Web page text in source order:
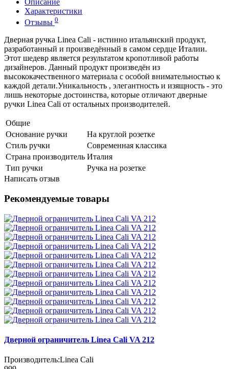
Описание
Характеристики
Отзывы 0
Дверная ручка Linea Cali - истинно итальянский продукт,
разработанный и произведённый в самом сердце Италии.
Этот шедевр является результатом кропотливой работы
дизайнеров. Данный продукт произведён из
высококачественного материала с особой внимательностью к
каждой детали.Уникальность , элегантность и изящность - это
лишь некоторые достоинства, которые отличают дверные
ручки Linea Cali от остальных производителей.
Общие
Основание ручки
На круглой розетке
Стиль ручки
Современная классика
Страна производитель Италия
Тип ручки
Ручка на розетке
Написать отзыв
Рекомендуемые товары
Дверной ограничитель Linea Cali VA 212
Производитель:Linea Cali